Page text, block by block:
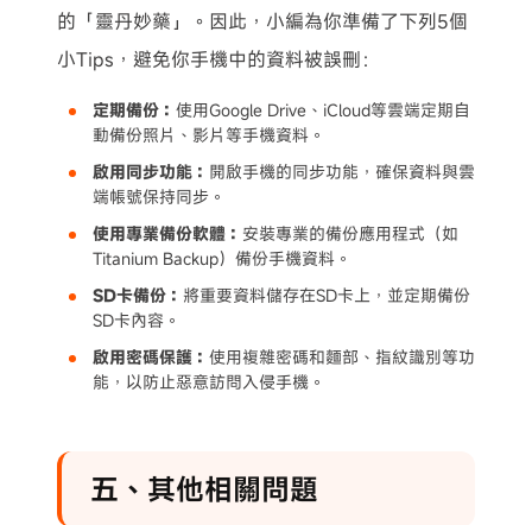
的「靈丹妙藥」。因此，小編為你準備了下列5個
小Tips，避免你手機中的資料被誤刪：
定期備份： 使用Google Drive、iCloud等雲端定期自
動備份照片、影片等手機資料。
啟用同步功能： 開啟手機的同步功能，確保資料與雲
端帳號保持同步。
使用專業備份軟體： 安裝專業的備份應用程式（如
Titanium Backup）備份手機資料。
SD卡備份： 將重要資料儲存在SD卡上，並定期備份
SD卡內容。
啟用密碼保護： 使用複雜密碼和麵部、指紋識別等功
能，以防止惡意訪問入侵手機。
五、其他相關問題